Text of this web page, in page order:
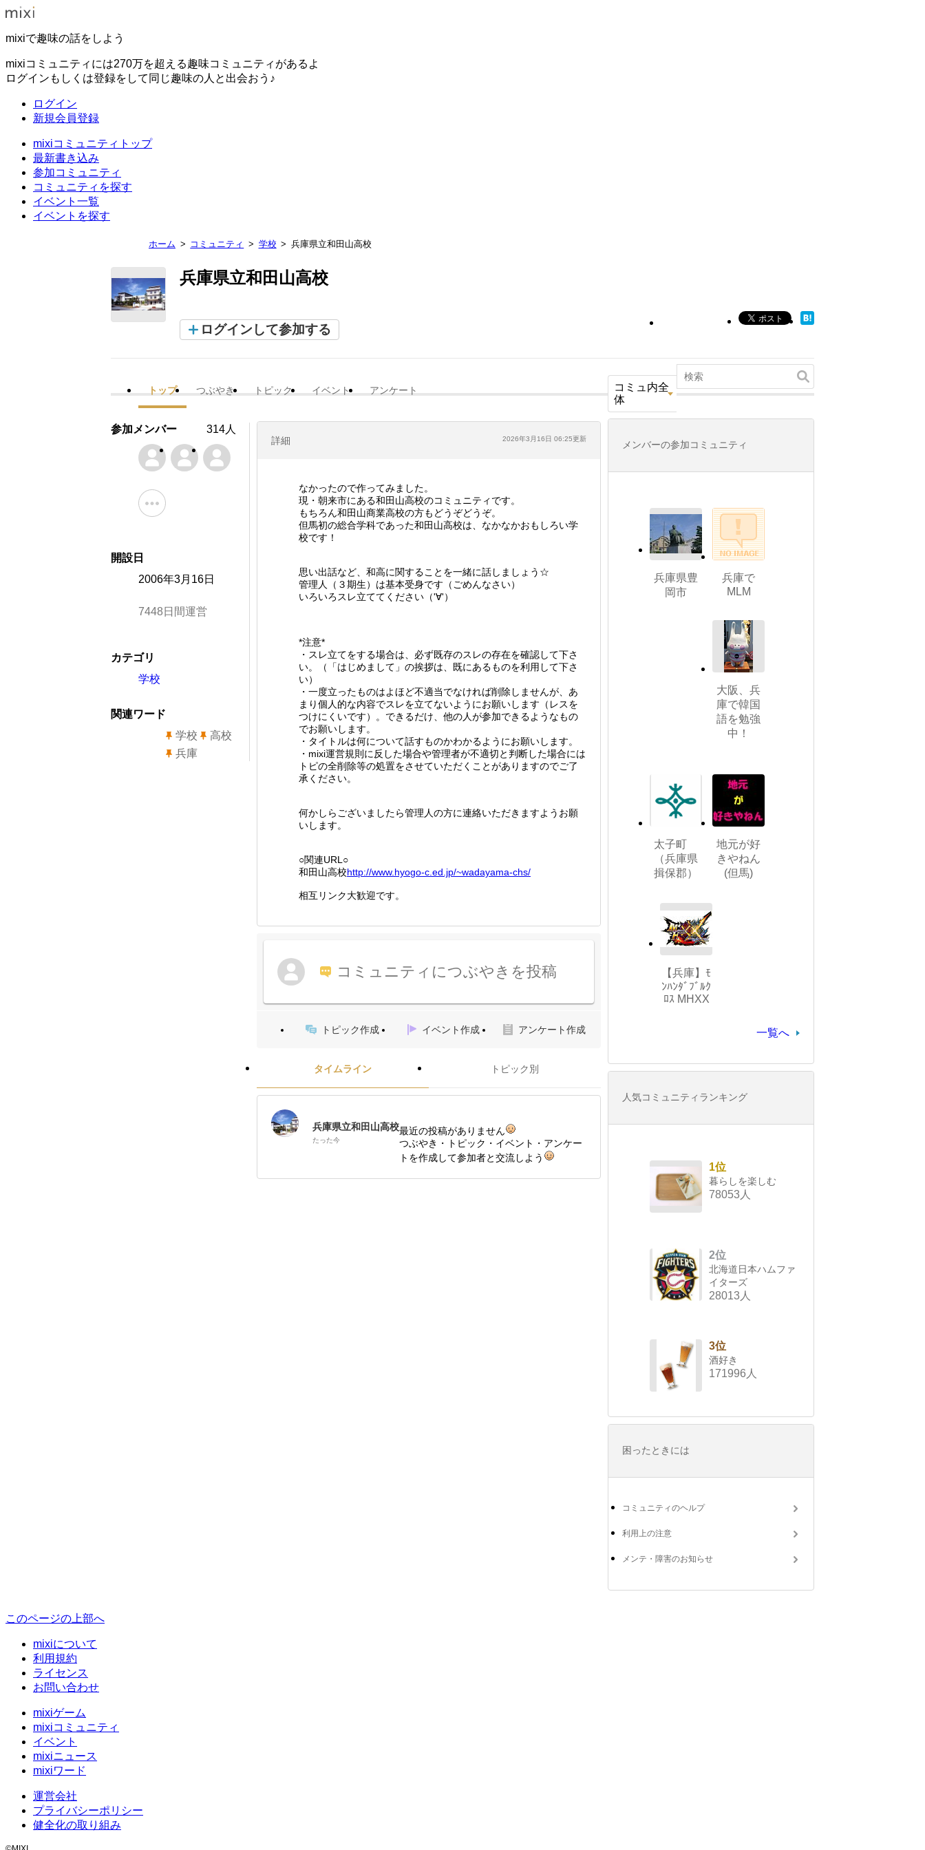
mixiで趣味の話をしよう
mixiコミュニティには270万を超える趣味コミュニティがあるよ
ログインもしくは登録をして同じ趣味の人と出会おう♪
ログイン
新規会員登録
mixiコミュニティトップ
最新書き込み
参加コミュニティ
コミュニティを探す
イベント一覧
イベントを探す
ホーム コミュニティ 学校 兵庫県立和田山高校
兵庫県立和田山高校
ログインして参加する
トップ つぶやき トピック イベント アンケート
コミュ内全
体
詳細 2026年3月16日 06:25更新
なかったので作ってみました。
現・朝来市にある和田山高校のコミュニティです。
もちろん和田山商業高校の方もどうぞどうぞ。
但馬初の総合学科であった和田山高校は、なかなかおもしろい学
校です！
思い出話など、和高に関することを一緒に話しましょう☆
管理人（３期生）は基本受身です（ごめんなさい）
いろいろスレ立ててください（'∀'）
*注意*
・スレ立てをする場合は、必ず既存のスレの存在を確認して下さ
い。（「はじめまして」の挨拶は、既にあるものを利用して下さ
い）
・一度立ったものはよほど不適当でなければ削除しませんが、あ
まり個人的な内容でスレを立てないようにお願いします（レスを
つけにくいです）。できるだけ、他の人が参加できるようなもの
でお願いします。
・タイトルは何について話すものかわかるようにお願いします。
・mixi運営規則に反した場合や管理者が不適切と判断した場合には
トピの全削除等の処置をさせていただくことがありますのでご了
承ください。
何かしらございましたら管理人の方に連絡いただきますようお願
いします。
○関連URL○
和田山高校http://www.hyogo-c.ed .jp/~wadayama-chs/
相互リンク大歓迎です。
コミュニティにつぶやきを投稿
トピック作成 イベント作成 アンケート作成
タイムライン トピック別
兵庫県立和田山高校
たった今
最近の投稿がありません
つぶやき・トピック・イベント・アンケー
トを作成して参加者と交流しよう
参加メンバー 314人
開設日
2006年3月16日
7448日間運営
カテゴリ
学校
関連ワード
学校
高校
兵庫
メンバーの参加コミュニティ
兵庫県豊
岡市
兵庫で
MLM
大阪、兵
庫で韓国
語を勉強
中！
太子町
（兵庫県
揖保郡）
地元が好
きやねん
(但馬)
【兵庫】ﾓ
ﾝﾊﾝﾀﾞﾌﾞﾙｸ
ﾛｽ MHXX
一覧へ
人気コミュニティランキング
1位
暮らしを楽しむ
78053人
2位
北海道日本ハムファ
イターズ
28013人
3位
酒好き
171996人
困ったときには
コミュニティのヘルプ
利用上の注意
メンテ・障害のお知らせ
このページの上部へ
mixiについて
利用規約
ライセンス
お問い合わせ
mixiゲーム
mixiコミュニティ
イベント
mixiニュース
mixiワード
運営会社
プライバシーポリシー
健全化の取り組み